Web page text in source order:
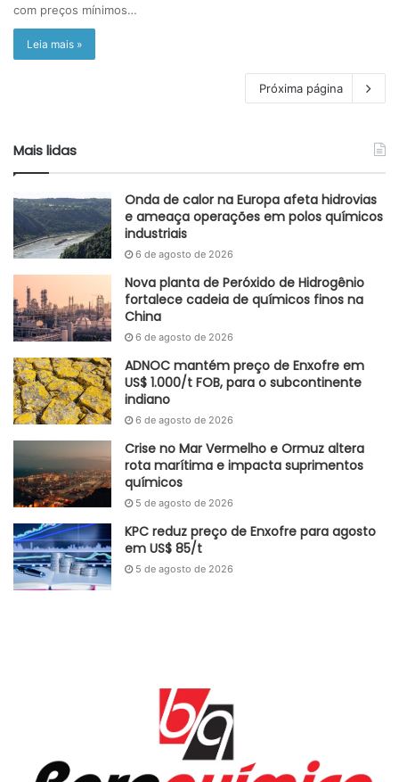
com preços mínimos…
Leia mais »
Próxima página
Mais lidas
Onda de calor na Europa afeta hidrovias
e ameaça operações em polos químicos
industriais
6 de agosto de 2026
Nova planta de Peróxido de Hidrogênio
fortalece cadeia de químicos finos na
China
6 de agosto de 2026
ADNOC mantém preço de Enxofre em
US$ 1.000/t FOB, para o subcontinente
indiano
6 de agosto de 2026
Crise no Mar Vermelho e Ormuz altera
rota marítima e impacta suprimentos
químicos
5 de agosto de 2026
KPC reduz preço de Enxofre para agosto
em US$ 85/t
5 de agosto de 2026